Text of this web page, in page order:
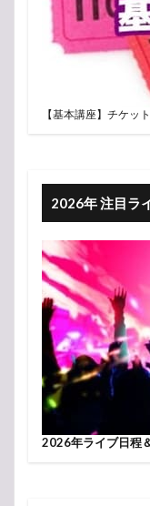
【基本講座】チケッ
2026年 注目ラ
2026年ライブ日程